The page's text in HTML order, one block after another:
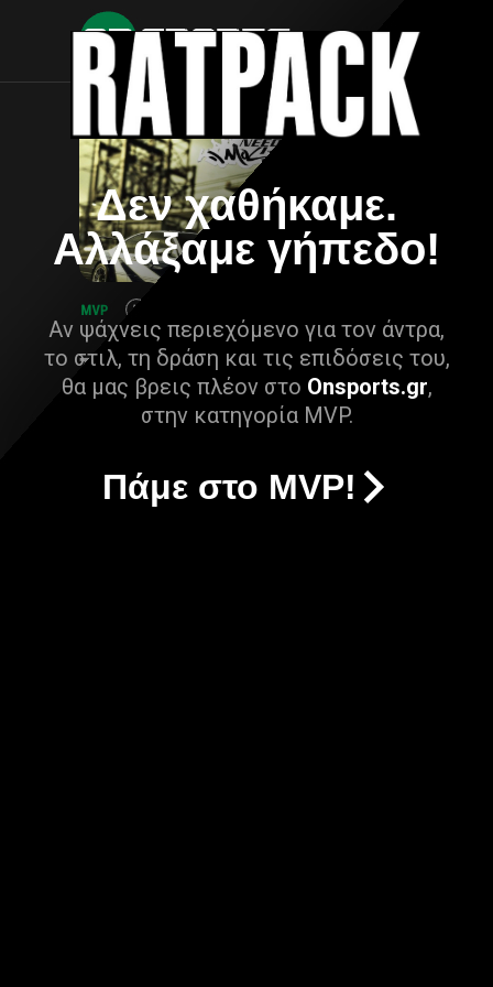
Δεν χαθήκαμε.
Αλλάξαμε γήπεδο!
Αν ψάχνεις περιεχόμενο για τον άντρα,
το στιλ, τη δράση και τις επιδόσεις του,
θα μας βρεις πλέον στο Onsports.gr,
στην κατηγορία MVP.
Πάμε στο MVP!